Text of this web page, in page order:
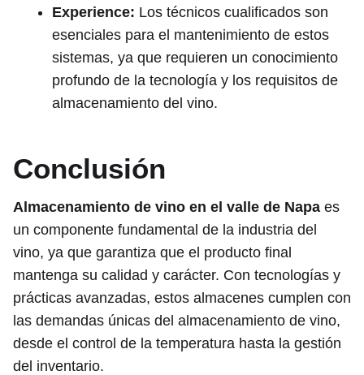
Experience: Los técnicos cualificados son
esenciales para el mantenimiento de estos
sistemas, ya que requieren un conocimiento
profundo de la tecnología y los requisitos de
almacenamiento del vino.
Conclusión
Almacenamiento de vino en el valle de Napa es
un componente fundamental de la industria del
vino, ya que garantiza que el producto final
mantenga su calidad y carácter. Con tecnologías y
prácticas avanzadas, estos almacenes cumplen con
las demandas únicas del almacenamiento de vino,
desde el control de la temperatura hasta la gestión
del inventario.